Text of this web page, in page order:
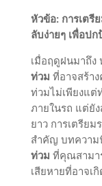
หัวข้อ: การเตรี
ลับง่ายๆ เพื่อป
เมื่อฤดูฝนมาถึ
ท่วม ที่อาจสร้า
ท่วมไม่เพียงแต่
ภายในรถ แต่ยั
ยาว การเตรีย
สำคัญ บทความ
ท่วม ที่คุณสามา
เสียหายที่อาจเ